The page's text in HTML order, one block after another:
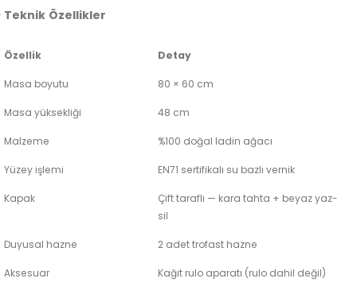
Teknik Özellikler
Özellik Detay
Masa boyutu 80 × 60 cm
Masa yüksekliği 48 cm
Malzeme %100 doğal ladin ağacı
Yüzey işlemi EN71 sertifikalı su bazlı vernik
Kapak
Çift taraflı — kara tahta + beyaz yaz-
sil
Duyusal hazne 2 adet trofast hazne
Aksesuar Kağıt rulo aparatı (rulo dahil değil)